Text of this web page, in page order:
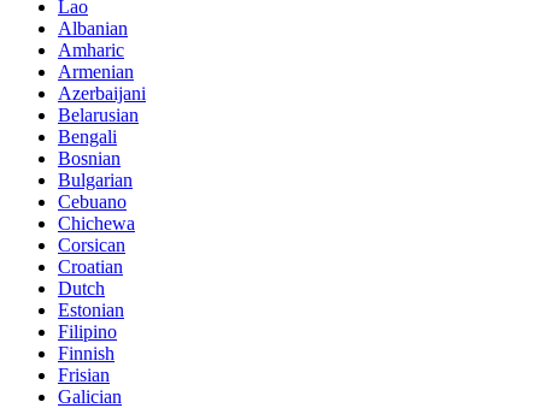
Lao
Albanian
Amharic
Armenian
Azerbaijani
Belarusian
Bengali
Bosnian
Bulgarian
Cebuano
Chichewa
Corsican
Croatian
Dutch
Estonian
Filipino
Finnish
Frisian
Galician